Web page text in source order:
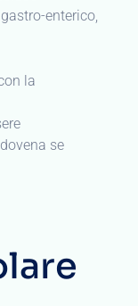
enterico,
la
se